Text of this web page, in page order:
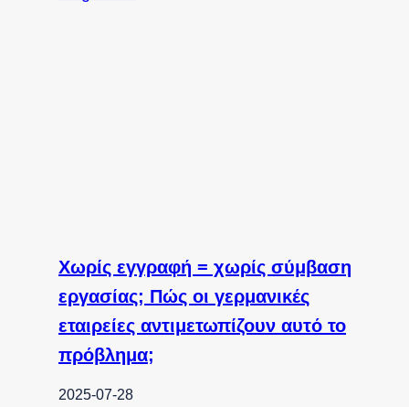
Χωρίς εγγραφή = χωρίς σύμβαση
εργασίας; Πώς οι γερμανικές
εταιρείες αντιμετωπίζουν αυτό το
πρόβλημα;
2025-07-28